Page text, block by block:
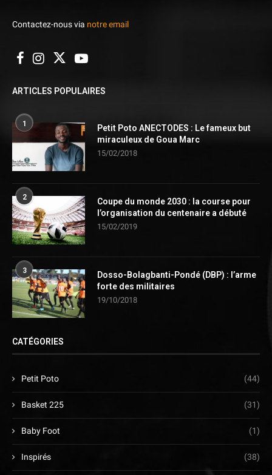
Contactez-nous via notre email
ARTICLES POPULAIRES
1
Petit Poto ANECTODES : Le fameux but
miraculeux de Goua Marc
15/02/2018
2
Coupe du monde 2030 : la course pour
l’organisation du centenaire a débuté
15/02/2019
3
Dosso-Bolagbanti-Pondé (DBP) : l’arme
forte des militaires
19/10/2018
CATÉGORIES
Petit Poto (44)
Basket 225 (31)
Baby Foot (1)
Inspirés (38)